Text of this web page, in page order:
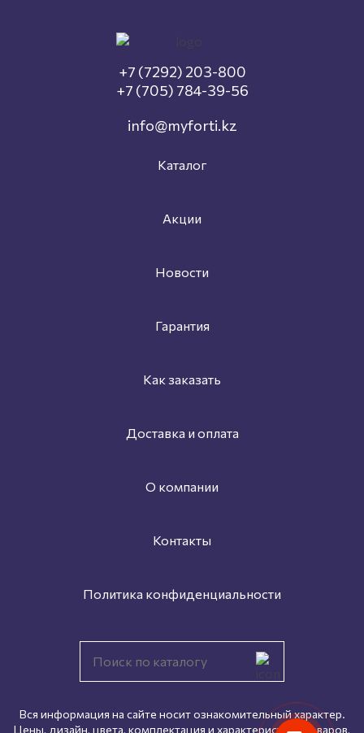
+7 (7292) 203-800
+7 (705) 784-39-56
info@myforti.kz
Каталог
Акции
Новости
Гарантия
Как заказать
Доставка и оплата
О компании
Контакты
Политика конфиденциальности
Вся информация на сайте носит ознакомительный характер.
Цены, дизайн, цвета, комплектация и характеристики товаров,